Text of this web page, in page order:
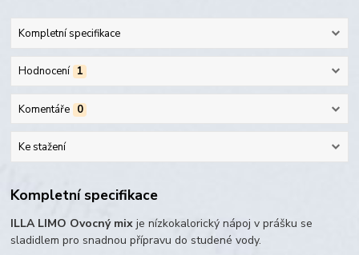
Kompletní specifikace
Hodnocení 1
Komentáře 0
Ke stažení
Kompletní specifikace
ILLA LIMO Ovocný mix je nízkokalorický nápoj v prášku se
sladidlem pro snadnou přípravu do studené vody.